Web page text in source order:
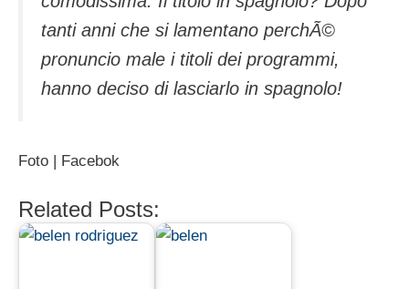
tanti anni che si lamentano perchÃ©
pronuncio male i titoli dei programmi,
hanno deciso di lasciarlo in spagnolo!
Foto | Facebok
Related Posts: